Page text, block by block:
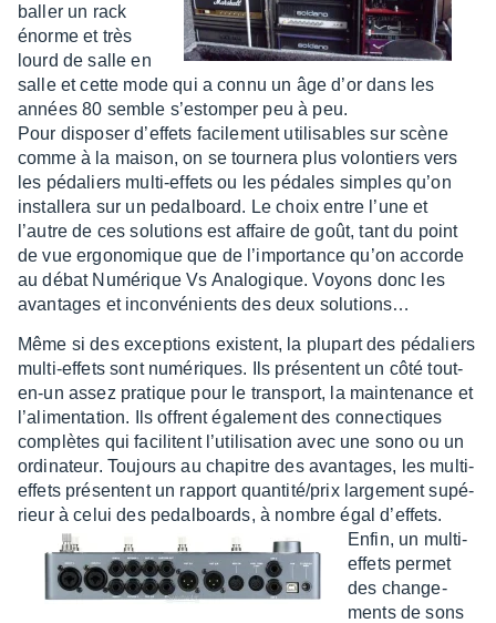
bal­ler un rack
énorme et très
lourd de salle en
salle et cette mode qui a connu un âge d’or dans les
années 80 semble s’es­tom­per peu à peu.
Pour dispo­ser d’ef­fets faci­le­ment utili­sables sur scène
comme à la maison, on se tour­nera plus volon­tiers vers
les péda­liers multi-effets ou les pédales simples qu’on
instal­lera sur un pedal­board. Le choix entre l’une et
l’autre de ces solu­tions est affaire de goût, tant du point
de vue ergo­no­mique que de l’im­por­tance qu’on accorde
au débat Numé­rique Vs Analo­gique. Voyons donc les
avan­tages et incon­vé­nients des deux solu­tions…
Même si des excep­tions existent, la plupart des péda­liers
multi-effets sont numé­riques. Ils présentent un côté tout-
en-un assez pratique pour le trans­port, la main­te­nance et
l’ali­men­ta­tion. Ils offrent égale­ment des connec­tiques
complètes qui faci­litent l’uti­li­sa­tion avec une sono ou un
ordi­na­teur. Toujours au chapitre des avan­tages, les multi-
effets présentent un rapport quan­tité/prix large­ment supé­
rieur à celui des pedal­boards, à nombre égal d’ef­fets.
Enfin, un multi-
effets permet
des chan­ge­
ments de sons